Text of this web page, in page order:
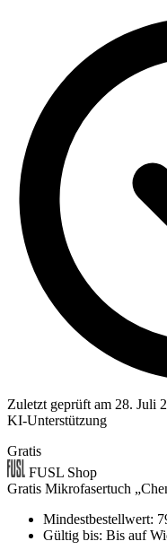
Zuletzt geprüft am 28. Juli
KI‑Unterstützung
Gratis
FUSL Shop
Gratis Mikrofasertuch
Mindestbestellwert:
Gültig bis: Bis auf